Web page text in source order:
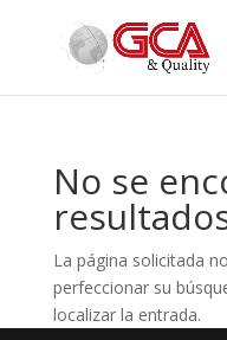
No se
La página solicitada
perfeccionar su
localizar la entrada.